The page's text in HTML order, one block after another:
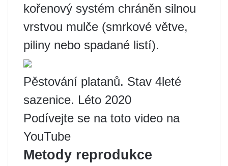
kořenový systém chráněn silnou
vrstvou mulče (smrkové větve,
piliny nebo spadané listí).
Pěstování platanů. Stav 4leté
sazenice. Léto 2020
Podívejte se na toto video na
YouTube
Metody reprodukce